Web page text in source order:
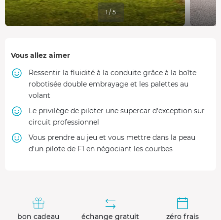
1 / 5
Vous allez aimer
Ressentir la fluidité à la conduite grâce à la boîte
robotisée double embrayage et les palettes au
volant
Le privilège de piloter une supercar d'exception sur
circuit professionnel
Vous prendre au jeu et vous mettre dans la peau
d'un pilote de F1 en négociant les courbes
bon cadeau
échange gratuit
zéro frais